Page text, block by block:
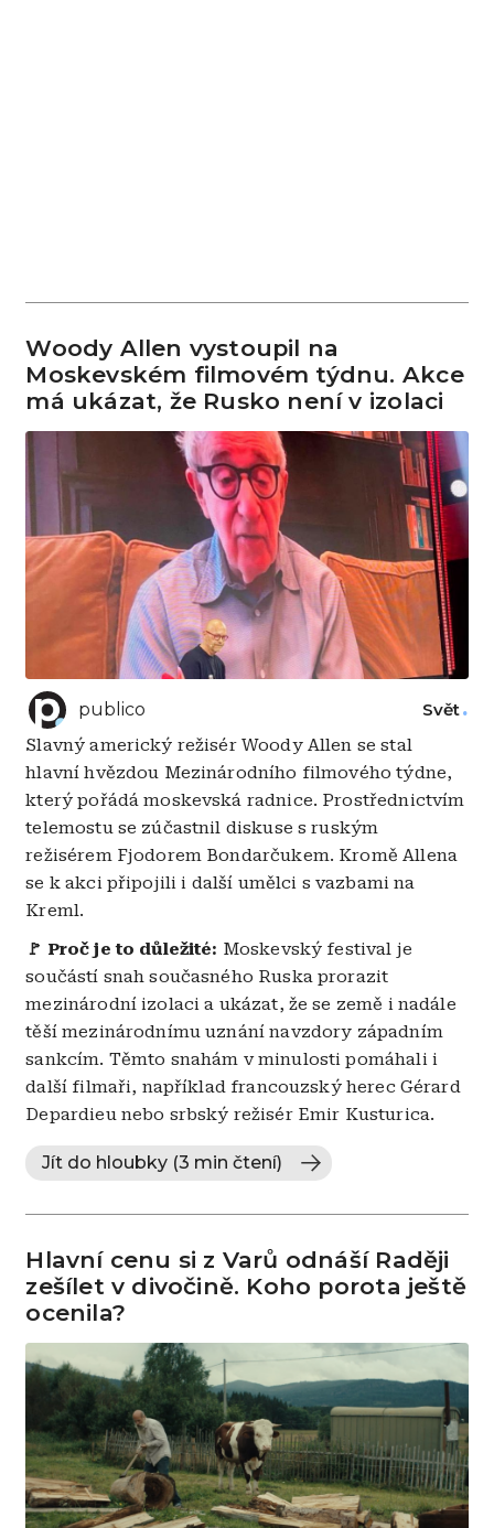
Woody Allen vystoupil na
Moskevském filmovém týdnu. Akce
má ukázat, že Rusko není v izolaci
publico Svět
Slavný americký režisér Woody Allen se stal
hlavní hvězdou Mezinárodního filmového týdne,
který pořádá moskevská radnice. Prostřednictvím
telemostu se zúčastnil diskuse s ruským
režisérem Fjodorem Bondarčukem. Kromě Allena
se k akci připojili i další umělci s vazbami na
Kreml.
🚩 Proč je to důležité: Moskevský festival je
součástí snah současného Ruska prorazit
mezinárodní izolaci a ukázat, že se země i nadále
těší mezinárodnímu uznání navzdory západním
sankcím. Těmto snahám v minulosti pomáhali i
další filmaři, například francouzský herec Gérard
Depardieu nebo srbský režisér Emir Kusturica.
Jít do hloubky (3 min čtení)
Hlavní cenu si z Varů odnáší Raději
zešílet v divočině. Koho porota ještě
ocenila?